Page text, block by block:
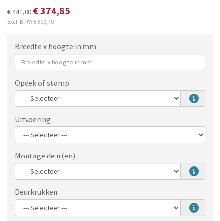
€ 441,00 € 374,85
Excl. BTW: € 309,79
Breedte x hoogte in mm
Opdek of stomp
Uitvoering
Montage deur(en)
Deurkrukken